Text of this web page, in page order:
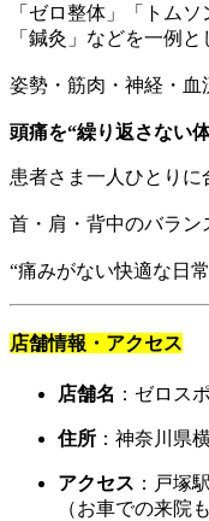
「ゼロ整体」「トム
「鍼灸」などを一例と
姿勢・筋肉・神経・血
頭痛を“繰り返さない
患者さま一人ひとりに
首・肩・背中のバラン
“痛みがない快適な日
店舗情報・アクセス
店舗名 ：ゼロス
住所 ：神奈川県
アクセス ：戸塚
（お車での来院